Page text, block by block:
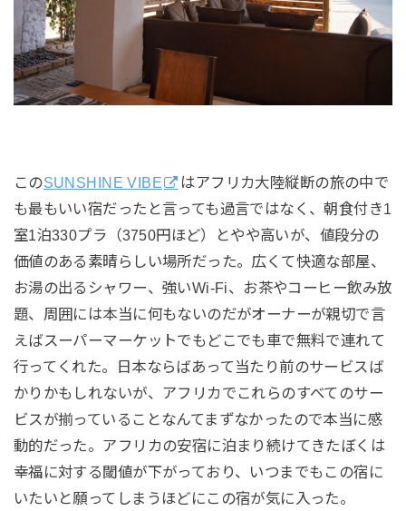
このSUNSHINE VIBE
はアフリカ大陸縦断の旅の中で
も最もいい宿だったと言っても過言ではなく、朝食付き1
室1泊330プラ（3750円ほど）とやや高いが、値段分の
価値のある素晴らしい場所だった。広くて快適な部屋、
お湯の出るシャワー、強いWi-Fi、お茶やコーヒー飲み放
題、周囲には本当に何もないのだがオーナーが親切で言
えばスーパーマーケットでもどこでも車で無料で連れて
行ってくれた。日本ならばあって当たり前のサービスば
かりかもしれないが、アフリカでこれらのすべてのサー
ビスが揃っていることなんてまずなかったので本当に感
動的だった。アフリカの安宿に泊まり続けてきたぼくは
幸福に対する閾値が下がっており、いつまでもこの宿に
いたいと願ってしまうほどにこの宿が気に入った。